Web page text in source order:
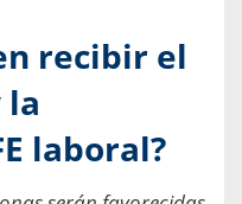
recibir el
la
laboral?